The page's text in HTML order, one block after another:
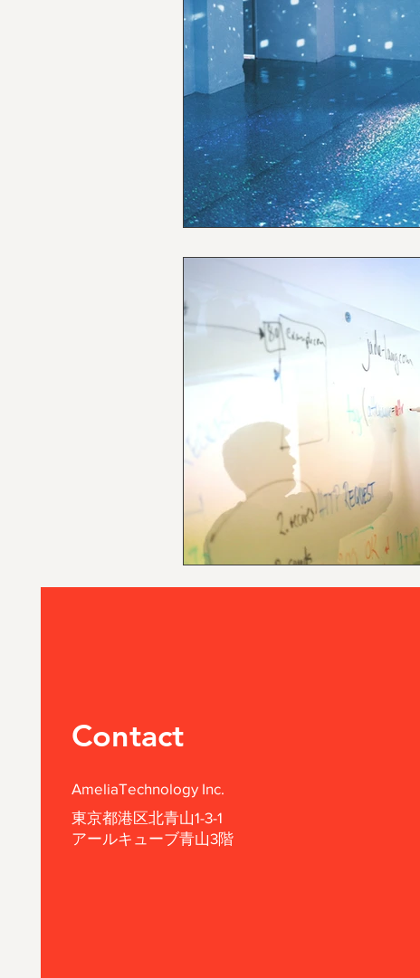
Contact
AmeliaTechnology Inc.
東京都港区北青山1-3-1
アールキューブ青山3階